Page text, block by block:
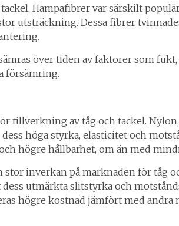
Hampafibrer var särskilt
utsträckning. Dessa fibrer
över tiden av faktorer som
försämring.
tillverkning av tåg och tackel.
höga styrka, elasticitet och
högre hållbarhet, om än med
inverkan på marknaden för tåg
utmärkta slitstyrka och
högre kostnad jämfört med andra